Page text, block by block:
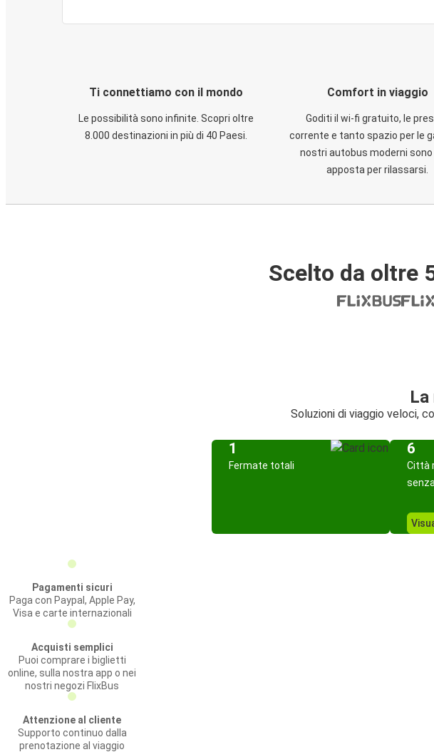
Ti connettiamo con il mondo
Le possibilità sono infinite. Scopri oltre
8.000 destinazioni in più di 40 Paesi.
Comfort in viaggio
Goditi il wi-fi gratuito, le
corrente e tanto spazio per le
nostri autobus moderni
apposta per rilassarsi.
Scelto da oltre
Soluzioni di viaggio veloci,
1
Fermate totali
6
Città
Pagamenti sicuri
Paga con Paypal, Apple Pay,
Visa e carte internazionali
Acquisti semplici
Puoi comprare i biglietti
online, sulla nostra app o nei
nostri negozi FlixBus
Attenzione al cliente
Supporto continuo dalla
prenotazione al viaggio